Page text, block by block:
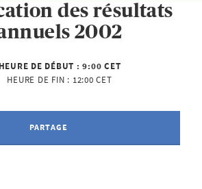
des résultats
2002
HEURE DE DÉBUT :9:00 CET
HEURE DE FIN : 12:00 CET
PARTAGE